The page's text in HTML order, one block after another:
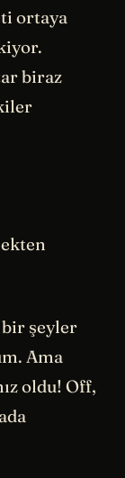
ortaya
biraz
bir şeyler
Ama
oldu! Off,